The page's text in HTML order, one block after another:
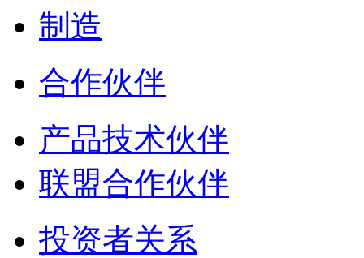
制造
合作伙伴
产品技术伙伴
联盟合作伙伴
投资者关系